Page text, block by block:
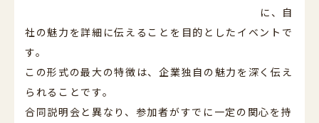
に、自
社の魅力を詳細に伝えることを目的としたイベントで
す。
この形式の最大の特徴は、企業独自の魅力を深く伝え
られることです。
合同説明会と異なり、参加者がすでに一定の関心を持